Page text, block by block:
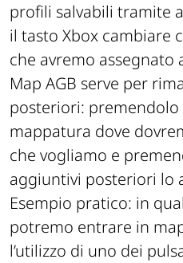
profili salvabili tramite
il tasto Xbox cambiare
che avremo
Map AGB serve per
posteriori:
mappatura dove
che vogliamo e
aggiuntivi posteriori lo
Esempio pratico: in
potremo entrare in
l’utilizzo di uno dei